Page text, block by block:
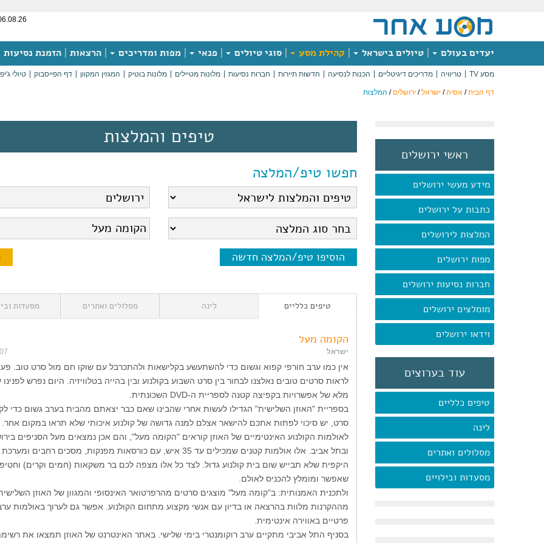
יעדים בעולם טיולים בישראל קהילת מסע סוגי טיולים פנאי מפות ומדריכים הרצאות הזמנת נסיעות
מסע TV טריוויה מדריכים דיגיטליים הכנות לנסיעה חדשות תיירות חברות נסיעות מלונות מטיילים מלונות בוטיק המגזין המקוון דף הפייסבוק טיולי
דף הבית/ אסיה/ ישראל/ ירושלים / המלצות
ראשי ירושלים
מידע מעשי ירושלים
כתבות על ירושלים
המלצות לירושלים
מפות ירושלים
חברות נסיעות ירושלים
מומלצים ירושלים
וידאו ירושלים
עוד בערוצים
טיפים כלליים
לינה
מסלולים ואתרים
מסעדות ובילויים
טיפים והמלצות
חפשו טיפ/המלצה
הוסיפו טיפ/המלצה חדשה
טיפים כלליים לינה מסלולים ואתרים מסעדות
הקומה מעל
ישראל
אין כמו ערב חורפי קפוא וגשום כדי להשתעשע בקלישאות ולהתכרבל עם שוקו חם מול סרט טוב.
לראות סרטים טובים נאלצנו לבחור בין סרט השבוע בקולנוע ובין בהייה בטלוויזיה. היום נפרש לפנינו
מלא של אפשרויות בקפיצה קטנה לספריית ה-DVD השכונתית.
בספריית "האוזן השלישית" הגדילו לעשות אחרי שהבינו שאם כבר יצאתם מהבית בערב גשום כדי
סרט, יש סיכוי לפתות אתכם להישאר אצלם למנה גדושה של קולנוע איכותי שלא תראו במקום אחר.
לאולמות הקולנוע האינטימיים של האוזן קוראים "הקומה מעל", והם אכן נמצאים מעל הסניפים
ובתל אביב. אלו אולמות קטנים שמכילים עד 35 איש, עם כורסאות מפנקות, מסכים רחבים
היקפית שלא תבייש שום בית קולנוע גדול. לצד כל אלו מצפה לכם בר משקאות (חמים וקרים)
שאפשר ומומלץ להכניס לאולם.
ולתכנית האמנותית: ב"קומה מעל" מוצגים סרטים מהרפרטואר האינסופי והמגוון של האוזן
מההקרנות מלוות בהרצאה או בדיון עם אנשי מקצוע מתחום הקולנוע. אפשר גם לערוך באולמות
פרטיים באווירה אינטימית.
בסניף התל אביבי מתקיים ערב רוקומנטרי בימי שלישי. באתר האינטרנט של האוזן תמצאו את